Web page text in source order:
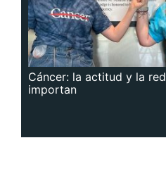
Cáncer: la actitud y la
importan